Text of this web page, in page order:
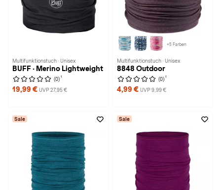
Multifunktionstuch · Unisex
BUFF · Merino Lightweight
(0) 1
19,99 € UVP 27,95 €
+5 Farben
Multifunktionstuch · Unisex
8848 Outdoor
(0) 1
4,99 € UVP 9,99 €
Sale Sale